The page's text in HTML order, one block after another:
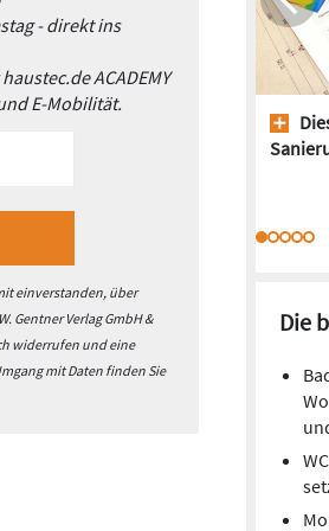
- direkt ins
ACADEMY
E-Mobilität.
einverstanden, über
Gentner Verlag GmbH &
widerrufen und eine
mit Daten finden Sie
Die